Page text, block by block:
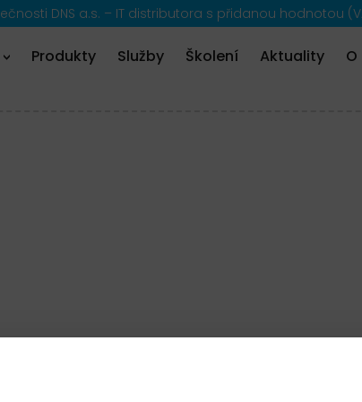
DNS a.s. – IT distributora s přidanou hodnotou
Produkty Služby Školení Aktuality